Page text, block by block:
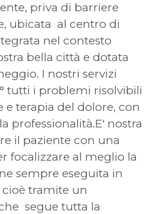
priva di barriere
ubicata al centro di
nel contesto
bella città e dotata
I nostri servizi
tutti i problemi risolvibili
e terapia del dolore, con
professionalità.E' nostra
il paziente con una
focalizzare al meglio la
sempre eseguita in
cioè tramite un
segue tutta la